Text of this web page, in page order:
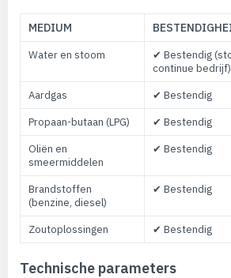
MEDIUM
Water en stoom
✔ Bestendig
continue bedrijf)
Aardgas
✔ Bestendig
Propaan-butaan (LPG)
✔ Bestendig
Oliën en
smeermiddelen
✔ Bestendig
Brandstoffen
(benzine, diesel)
✔ Bestendig
Zoutoplossingen ✔ Bestendig
Technische parameters